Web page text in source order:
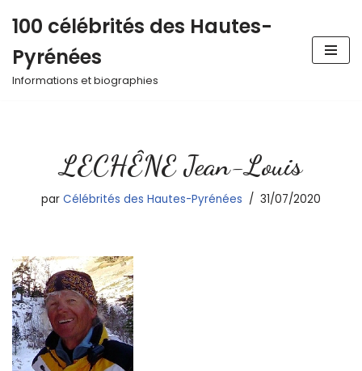
au
contenu
100 célébrités des Hautes-
Pyrénées
Informations et biographies
LECHÊNE Jean-Louis
par Célébrités des Hautes-Pyrénées 31/07/2020